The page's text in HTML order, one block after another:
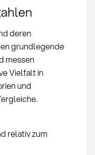
deren
grundlegende
messen
Vielfalt in
und
relativ zum